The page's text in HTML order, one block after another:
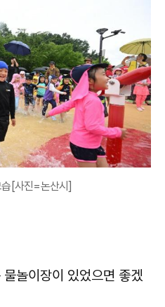
[사진=논산시]
놀이장이 있었으면 좋겠